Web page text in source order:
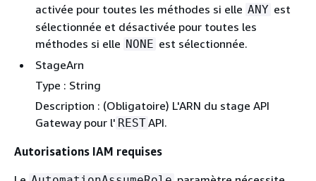
activée pour toutes les méthodes si elle ANY est
sélectionnée et désactivée pour toutes les
méthodes si elle NONE est sélectionnée.
StageArn
Type : String
Description : (Obligatoire) L'ARN du stage API
Gateway pour l' RESTAPI.
Autorisations IAM requises